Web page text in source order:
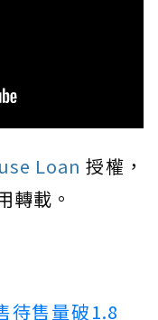
Loan授權，
轉載。
待售量破1.8